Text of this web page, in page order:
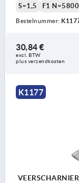
S=1,5
F1 N=5800
Bestelnummer:
30,84 €
excl. BTW
plus verzendkosten
K1177